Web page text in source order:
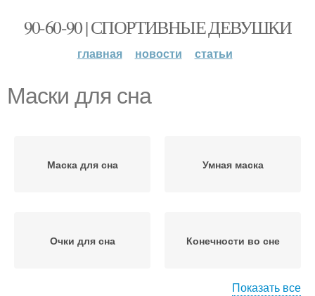
90-60-90 | СПОРТИВНЫЕ ДЕВУШКИ
главная новости статьи
Маски для сна
Маска для сна Умная маска
Очки для сна Конечности во сне
Показать все